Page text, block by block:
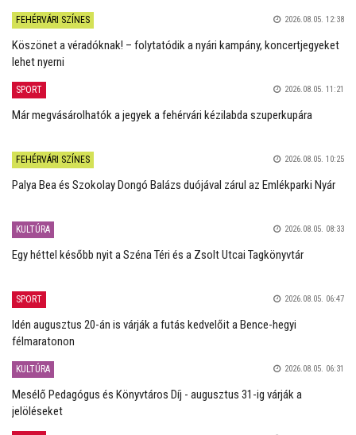
FEHÉRVÁRI SZÍNES 2026.08.05. 12:38
Köszönet a véradóknak! – folytatódik a nyári kampány, koncertjegyeket
lehet nyerni
SPORT 2026.08.05. 11:21
Már megvásárolhatók a jegyek a fehérvári kézilabda szuperkupára
FEHÉRVÁRI SZÍNES 2026.08.05. 10:25
Palya Bea és Szokolay Dongó Balázs duójával zárul az Emlékparki Nyár
KULTÚRA 2026.08.05. 08:33
Egy héttel később nyit a Széna Téri és a Zsolt Utcai Tagkönyvtár
SPORT 2026.08.05. 06:47
Idén augusztus 20-án is várják a futás kedvelőit a Bence-hegyi
félmaratonon
KULTÚRA 2026.08.05. 06:31
Mesélő Pedagógus és Könyvtáros Díj - augusztus 31-ig várják a
jelöléseket